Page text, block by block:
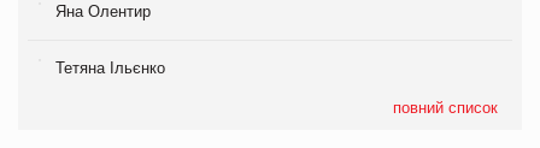
Яна Олентир
Тетяна Ільєнко
повний список